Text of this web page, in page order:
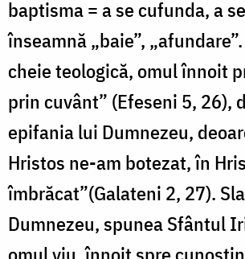
baptisma = a se cufunda, a
înseamnă „baie”,
cheie teologică, omul înnoit
prin cuvânt” (Efeseni 5, 26),
epifania lui Dumnezeu,
Hristos ne-am botezat, în
îmbrăcat”(Galateni 2, 27).
Dumnezeu, spunea Sfântul
omul viu, înnoit spre